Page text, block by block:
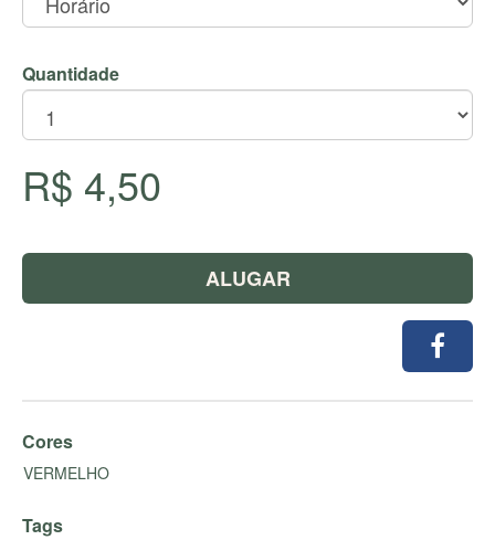
Quantidade
R$ 4,50
ALUGAR
Cores
VERMELHO
Tags